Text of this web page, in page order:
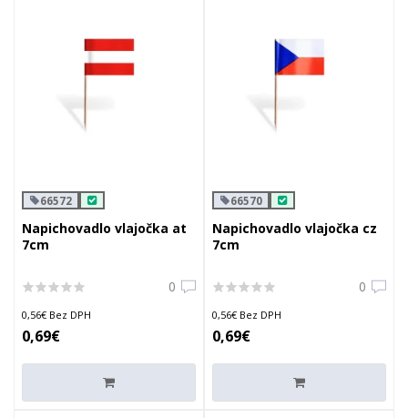
66572
Napichovadlo vlajočka at
7cm
0
0,56€ Bez DPH
0,69€
66570
Napichovadlo vlajočka cz
7cm
0
0,56€ Bez DPH
0,69€